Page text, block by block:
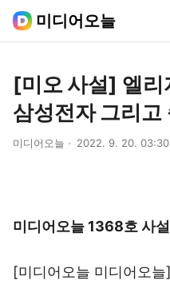
미디어오늘
[미오 사설] 엘리
삼성전자 그리고
미디어오늘 2022. 9. 20. 03:30
미디어오늘 1368호 사설
[미디어오늘 미디어오늘]